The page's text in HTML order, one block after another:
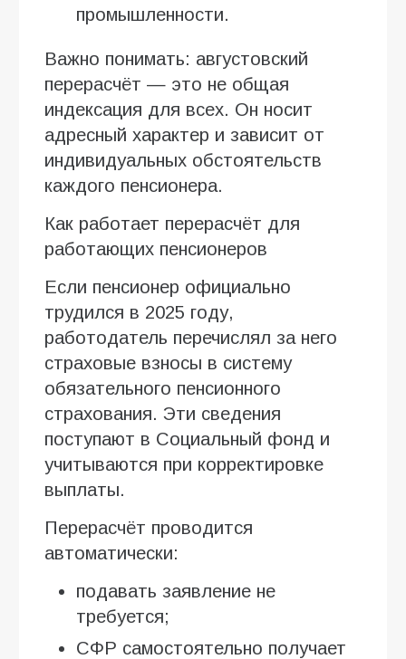
промышленности.
Важно понимать: августовский
перерасчёт — это не общая
индексация для всех. Он носит
адресный характер и зависит от
индивидуальных обстоятельств
каждого пенсионера.
Как работает перерасчёт для
работающих пенсионеров
Если пенсионер официально
трудился в 2025 году,
работодатель перечислял за него
страховые взносы в систему
обязательного пенсионного
страхования. Эти сведения
поступают в Социальный фонд и
учитываются при корректировке
выплаты.
Перерасчёт проводится
автоматически:
подавать заявление не
требуется;
СФР самостоятельно получает